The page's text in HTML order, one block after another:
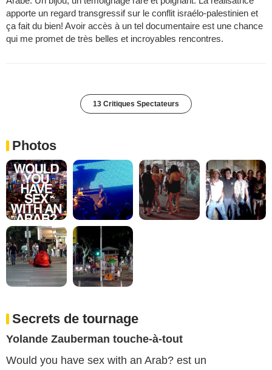
apporte un regard transgressif sur le conflit israélo-palestinien et
ça fait du bien! Avoir accès à un tel documentaire est une chance
qui me promet de très belles et incroyables rencontres.
13 Critiques Spectateurs
Photos
Secrets de tournage
Yolande Zauberman touche-à-tout
Would you have sex with an Arab? est un